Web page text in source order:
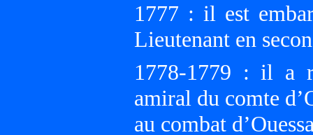
1777 : il est
Lieutenant en
1778-1779 : il a
amiral du comte
au combat